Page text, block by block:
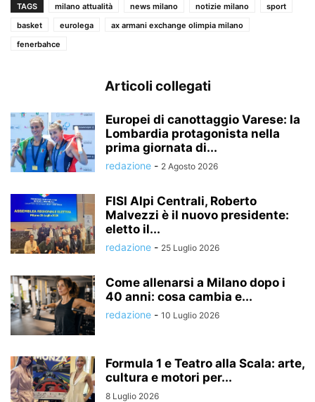
TAGS milano attualità news milano notizie milano
sport
basket
eurolega
ax armani exchange olimpia milano
fenerbahce
Articoli collegati
Europei di canottaggio Varese: la
Lombardia protagonista nella
prima giornata di...
redazione - 2 Agosto 2026
FISI Alpi Centrali, Roberto
Malvezzi è il nuovo presidente:
eletto il...
redazione - 25 Luglio 2026
Come allenarsi a Milano dopo i
40 anni: cosa cambia e...
redazione - 10 Luglio 2026
Formula 1 e Teatro alla Scala: arte,
cultura e motori per...
8 Luglio 2026